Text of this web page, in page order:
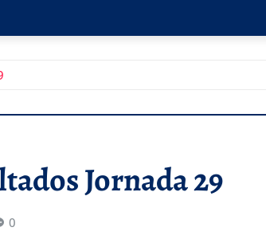
Jornada 29
0